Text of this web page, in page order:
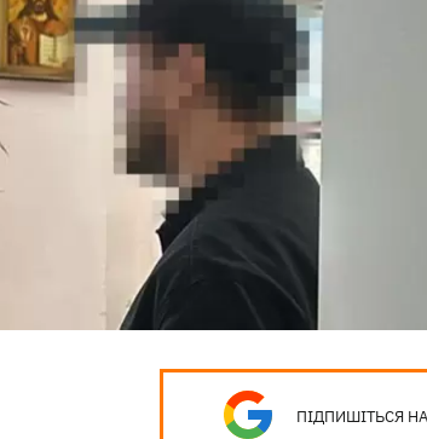
ПІДПИШІТЬСЯ НА